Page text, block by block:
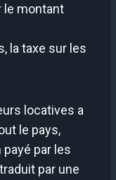
le montant
la taxe sur les
locatives a
le pays,
par les
par une